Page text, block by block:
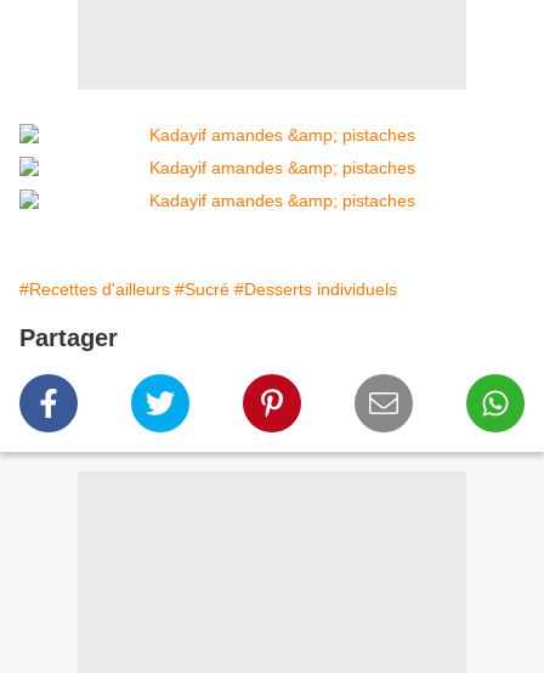
#Recettes d'ailleurs #Sucré #Desserts individuels
Partager